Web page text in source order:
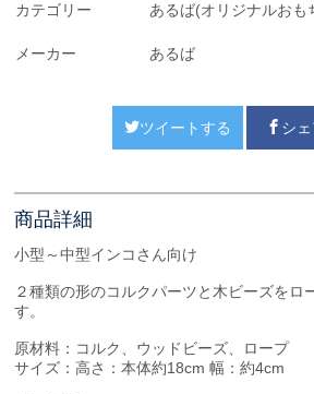
カテゴリー あるば(オリジナルおも
メーカー あるば
ツイートする シ
商品詳細
小型～中型インコさん向け
２種類の形のコルクパーツと木ビーズをロ
す。
原材料：コルク、ウッドビーズ、ロープ
サイズ：高さ：本体約18cm 幅：約4cm